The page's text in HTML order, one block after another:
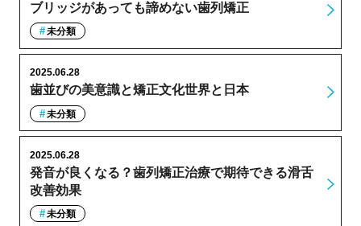
ブリッジがあっても諦めない歯列矯正
未分類
歯並びの美意識と矯正文化世界と日本
2025.06.28
未分類
発音が良くなる？歯列矯正治療で期待できる滑舌
改善効果
2025.06.28
未分類